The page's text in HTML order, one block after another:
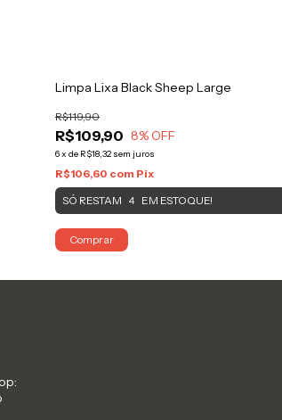
Limpa Lixa Black Sheep Large
R$109,90
R$119,90
8% OFF
6x de R$18,32 sem juros
R$106,60 com Pix
SÓ RESTAM 4 EM ESTOQUE!
Comprar